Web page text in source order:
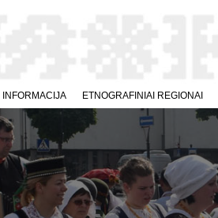
ETNOGRAFINIAI REGIONAI